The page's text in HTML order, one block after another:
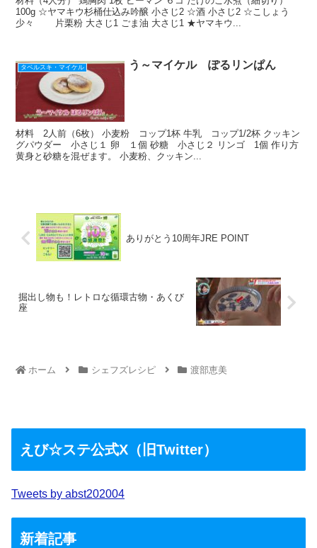
100g ☆ヤマキウ杉桶仕込み吟醸 小さじ2 ☆酒 小さじ2 ☆こしょう
少々 片栗粉 大さじ1 ごま油 大さじ1 ★ヤマキウ...
タベルスキ・マイケル う～マイケル ぽるリンぱん
材料 2人前（6枚） 小麦粉 コップ1杯 牛乳 コップ1/2杯 クッキン
グパウダー 小さじ１ 卵 １個 砂糖 小さじ２ リンゴ 1個 作り方
黄身と砂糖を混ぜます。 小麦粉、クッキン...
ありがとう10周年JRE POINT
掘出し物も！レトロな循環古物・あくび
座
ホーム シェフズレシピ 渡部恵美
えび☆ステ公式X（旧Twitter）
Tweets by abst202004
新着記事